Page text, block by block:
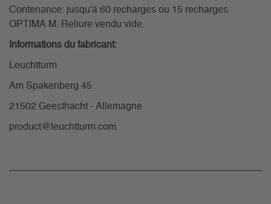
Contenance: jusqu'à 60 recharges ou 15 recharges
OPTIMA M. Reliure vendu vide.
Informations du fabricant:
Leuchtturm
Am Spakenberg 45
21502 Geesthacht - Allemagne
product@leuchtturm.com